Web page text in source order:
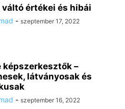
váltó értékei és hibái
- szeptember 17, 2022
képszerkesztők –
látványosak és
- szeptember 16, 2022